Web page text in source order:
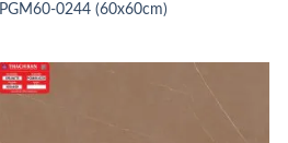
PGM60-0244 (60x60cm)